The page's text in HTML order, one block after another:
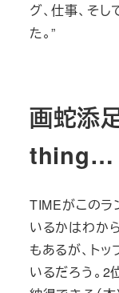
グ、仕事、そ
た。”
画蛇添
thing…
TIMEがこのラ
いるかはわか
もあるが、ト
いるだろう。2